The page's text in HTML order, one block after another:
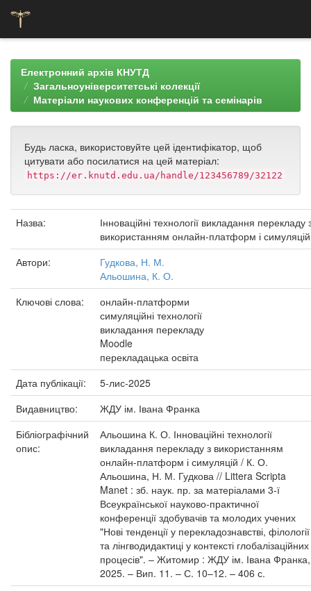
navigationЕлектронний архів КНУТД
Загальноуніверситетські колекції
Матеріали наукових конференцій та семінарів
Будь ласка, використовуйте цей ідентифікатор, щоб
цитувати або посилатися на цей матеріал:
https://er.knutd.edu.ua/handle/123456789/32122
Назва:
Інноваційні технології викладання перекладу
використанням онлайн-платформ і симуляцій
Автори:
Гудкова, Н. М.
Альошина, К. О.
Ключові слова:
онлайн-платформи
симуляційні технології
викладання перекладу
Moodle
перекладацька освіта
Дата публікації:
5-лис-2025
Видавництво:
ЖДУ ім. Івана Франка
Бібліографічний
опис:
Альошина К. О. Інноваційні технології
викладання перекладу з використанням
онлайн-платформ і симуляцій / К. О.
Альошина, Н. М. Гудкова // Littera Scripta
Manet : зб. наук. пр. за матеріалами 3-ї
Всеукраїнської науково-практичної
конференції здобувачів та молодих учених
"Нові тенденції у перекладознавстві, філології
та лінгводидактиці у контексті глобалізаційних
процесів". – Житомир : ЖДУ ім. Івана Франка,
2025. – Вип. 11. – С. 10–12. – 406 с.